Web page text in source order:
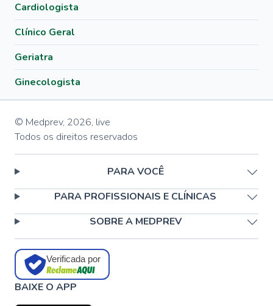
Cardiologista
Clínico Geral
Geriatra
Ginecologista
© Medprev, 2026, live
Todos os direitos reservados
PARA VOCÊ
PARA PROFISSIONAIS E CLÍNICAS
SOBRE A MEDPREV
Verificada por
BAIXE O APP